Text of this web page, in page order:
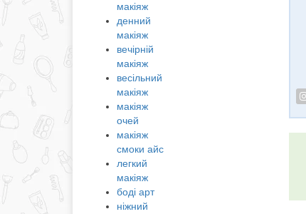
макіяж
денний
макіяж
вечірній
макіяж
весільний
макіяж
макіяж
очей
макіяж
смоки айс
легкий
макіяж
боді арт
ніжний